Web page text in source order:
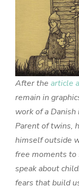
After the article
remain in
work of a
Parent of twins,
himself outside
free moments
speak about
fears that build